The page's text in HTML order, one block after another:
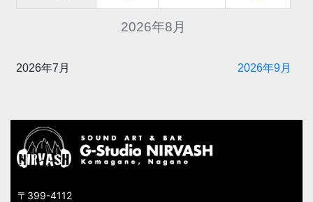
2026年8月
2026年7月 2026年9月
〒399-4112